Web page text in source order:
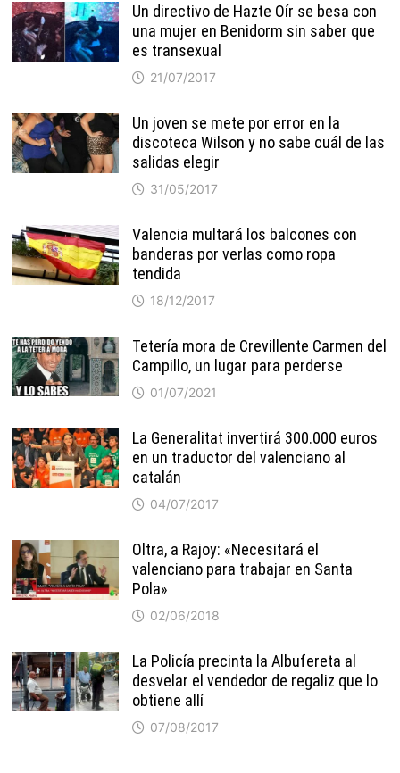
Un directivo de Hazte Oír se besa con
una mujer en Benidorm sin saber que
es transexual
21/07/2017
Un joven se mete por error en la
discoteca Wilson y no sabe cuál de las
salidas elegir
31/05/2017
Valencia multará los balcones con
banderas por verlas como ropa
tendida
18/12/2017
Tetería mora de Crevillente Carmen del
Campillo, un lugar para perderse
01/07/2021
La Generalitat invertirá 300.000 euros
en un traductor del valenciano al
catalán
04/07/2017
Oltra, a Rajoy: «Necesitará el
valenciano para trabajar en Santa
Pola»
02/06/2018
La Policía precinta la Albufereta al
desvelar el vendedor de regaliz que lo
obtiene allí
07/08/2017